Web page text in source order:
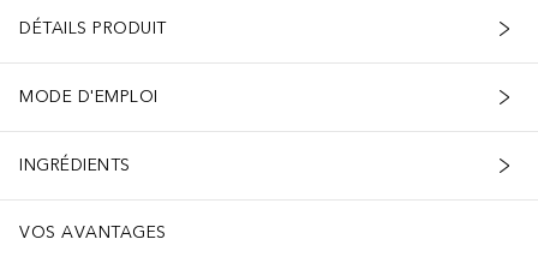
DÉTAILS PRODUIT
MODE D'EMPLOI
INGRÉDIENTS
VOS AVANTAGES